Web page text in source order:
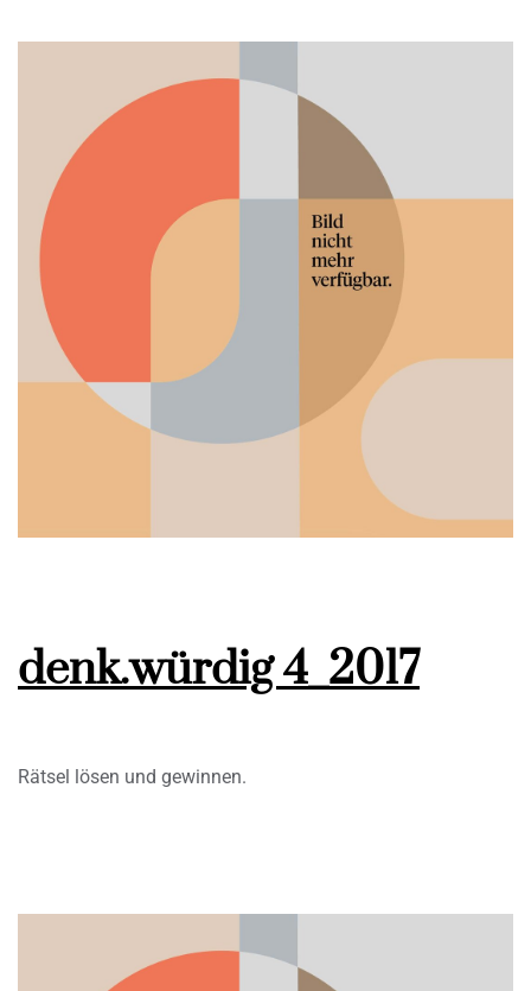
denk.würdig 4_2017
Rätsel lösen und gewinnen.